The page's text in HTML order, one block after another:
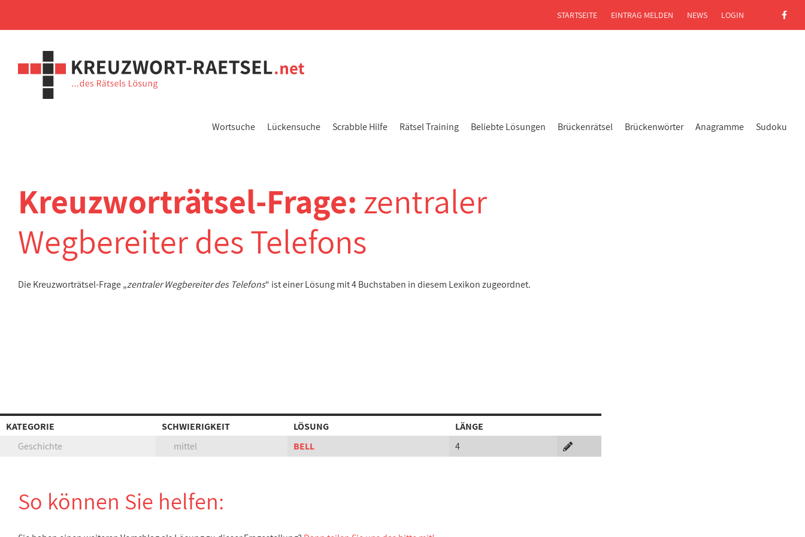
Wortsuche Lückensuche Scrabble Hilfe Rätsel Training Beliebte Lösungen Brückenrätsel Brückenwörter Anagramme Sudoku
STARTSEITE EINTRAG MELDEN NEWS LOGIN
Kreuzworträtsel-Frage: zentraler
Wegbereiter des Telefons
Die Kreuzworträtsel-Frage „zentraler Wegbereiter des Telefons“ ist einer Lösung mit 4 Buchstaben in diesem Lexikon zugeordnet.
KATEGORIE SCHWIERIGKEIT LÖSUNG
LÄNGE
Geschichte
mittel BELL 4
So können Sie helfen: